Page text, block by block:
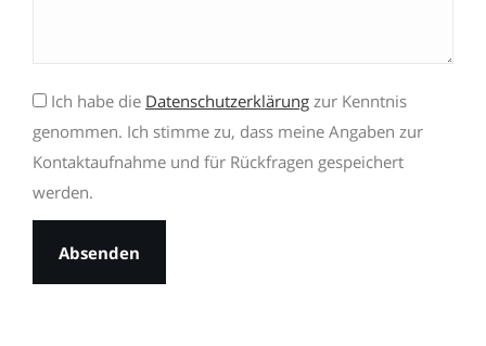
Ich habe die Datenschutzerklärung zur Kenntnis
genommen. Ich stimme zu, dass meine Angaben zur
Kontaktaufnahme und für Rückfragen gespeichert
werden.
Bitte
lasse
dieses